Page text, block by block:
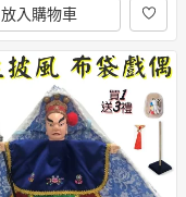
放入購物車